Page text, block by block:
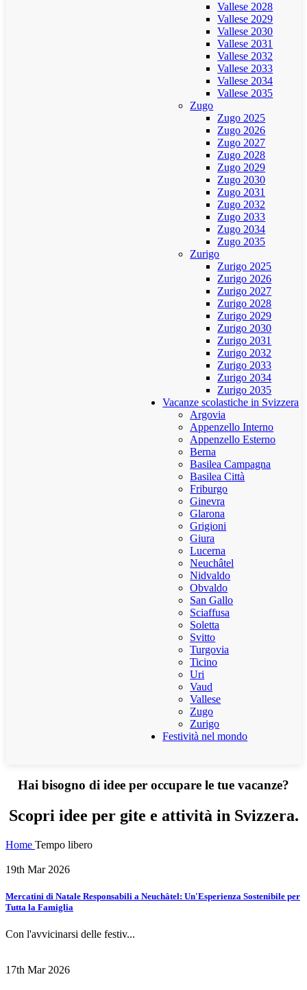
Vallese 2028
Vallese 2029
Vallese 2030
Vallese 2031
Vallese 2032
Vallese 2033
Vallese 2034
Vallese 2035
Zugo
Zugo 2025
Zugo 2026
Zugo 2027
Zugo 2028
Zugo 2029
Zugo 2030
Zugo 2031
Zugo 2032
Zugo 2033
Zugo 2034
Zugo 2035
Zurigo
Zurigo 2025
Zurigo 2026
Zurigo 2027
Zurigo 2028
Zurigo 2029
Zurigo 2030
Zurigo 2031
Zurigo 2032
Zurigo 2033
Zurigo 2034
Zurigo 2035
Vacanze scolastiche in Svizzera
Argovia
Appenzello Interno
Appenzello Esterno
Berna
Basilea Campagna
Basilea Città
Friburgo
Ginevra
Glarona
Grigioni
Giura
Lucerna
Neuchâtel
Nidvaldo
Obvaldo
San Gallo
Sciaffusa
Soletta
Svitto
Turgovia
Ticino
Uri
Vaud
Vallese
Zugo
Zurigo
Festività nel mondo
Hai bisogno di idee per occupare le tue vacanze?
Scopri idee per gite e attività in Svizzera.
Home Tempo libero
19th Mar 2026
Mercatini di Natale Responsabili a Neuchâtel: Un'Esperienza Sostenibile per
Tutta la Famiglia
Con l'avvicinarsi delle festiv...
17th Mar 2026